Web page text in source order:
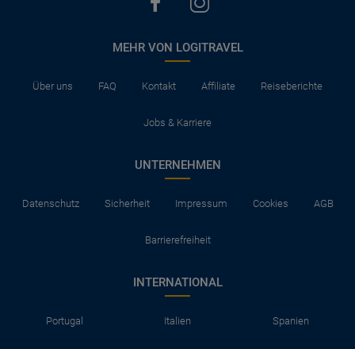
MEHR VON LOGITRAVEL
Über uns FAQ Kontakt Affiliate Reiseberichte
Jobs & Karriere
UNTERNEHMEN
Datenschutz Sicherheit Impressum Cookies AGB
Barrierefreiheit
INTERNATIONAL
Portugal Italien Spanien